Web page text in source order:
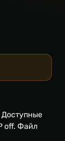
Доступные
off. Файл